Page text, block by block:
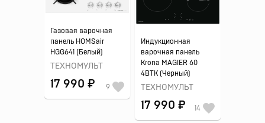
Газовая варочная
панель HOMSair
HGG641 (Белый)
ТЕХНОМУЛЬТ
17 990 ₽ 9
Индукционная
варочная панель
Krona MAGIER 60
4BTK (Черный)
ТЕХНОМУЛЬТ
17 990 ₽ 14